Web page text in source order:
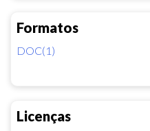
Formatos
DOC(1)
Licenças